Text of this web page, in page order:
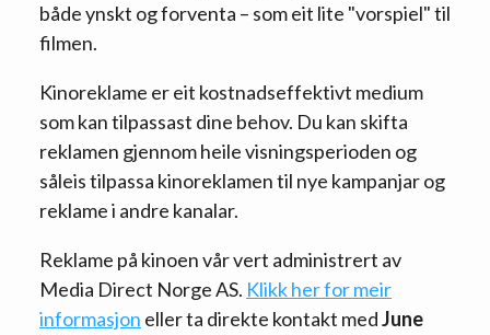
både ynskt og forventa – som eit lite "vorspiel" til
filmen.
Kinoreklame er eit kostnadseffektivt medium
som kan tilpassast dine behov. Du kan skifta
reklamen gjennom heile visningsperioden og
såleis tilpassa kinoreklamen til nye kampanjar og
reklame i andre kanalar.
Reklame på kinoen vår vert administrert av
Media Direct Norge AS. Klikk her for meir
informasjon eller ta direkte kontakt medJune